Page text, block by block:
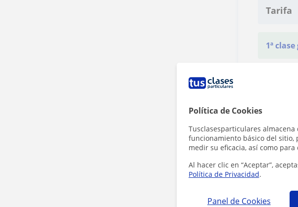
Política de Cookies
Tusclasesparticulares
funcionamiento básico del sitio,
medir su eficacia, así como
Al hacer clic en “Aceptar”,
Política de Privacidad.
Panel de Cookies
Tarifa
1ª
¿Hay